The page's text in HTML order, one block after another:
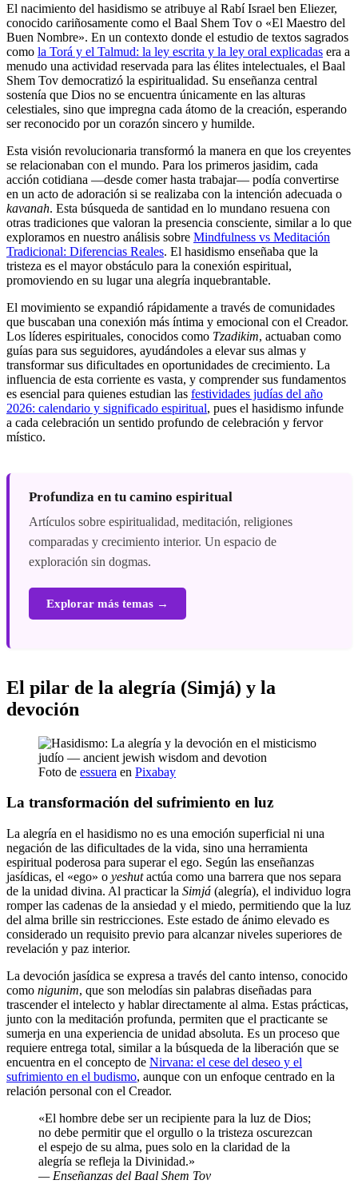
El nacimiento del hasidismo se atribuye al Rabí Israel ben Eliezer,
conocido cariñosamente como el Baal Shem Tov o «El Maestro del
Buen Nombre». En un contexto donde el estudio de textos sagrados
como la Torá y el Talmud: la ley escrita y la ley oral explicadas era a
menudo una actividad reservada para las élites intelectuales, el Baal
Shem Tov democratizó la espiritualidad. Su enseñanza central
sostenía que Dios no se encuentra únicamente en las alturas
celestiales, sino que impregna cada átomo de la creación, esperando
ser reconocido por un corazón sincero y humilde.
Esta visión revolucionaria transformó la manera en que los creyentes
se relacionaban con el mundo. Para los primeros jasidim, cada
acción cotidiana —desde comer hasta trabajar— podía convertirse
en un acto de adoración si se realizaba con la intención adecuada o
kavanah. Esta búsqueda de santidad en lo mundano resuena con
otras tradiciones que valoran la presencia consciente, similar a lo que
exploramos en nuestro análisis sobre Mindfulness vs Meditación
Tradicional: Diferencias Reales. El hasidismo enseñaba que la
tristeza es el mayor obstáculo para la conexión espiritual,
promoviendo en su lugar una alegría inquebrantable.
El movimiento se expandió rápidamente a través de comunidades
que buscaban una conexión más íntima y emocional con el Creador.
Los líderes espirituales, conocidos como Tzadikim, actuaban como
guías para sus seguidores, ayudándoles a elevar sus almas y
transformar sus dificultades en oportunidades de crecimiento. La
influencia de esta corriente es vasta, y comprender sus fundamentos
es esencial para quienes estudian las festividades judías del año
2026: calendario y significado espiritual, pues el hasidismo infunde
a cada celebración un sentido profundo de celebración y fervor
místico.
Profundiza en tu camino espiritual
Artículos sobre espiritualidad, meditación, religiones
comparadas y crecimiento interior. Un espacio de
exploración sin dogmas.
Explorar más temas →
El pilar de la alegría (Simjá) y la
devoción
Foto de essuera en Pixabay
La transformación del sufrimiento en luz
La alegría en el hasidismo no es una emoción superficial ni una
negación de las dificultades de la vida, sino una herramienta
espiritual poderosa para superar el ego. Según las enseñanzas
jasídicas, el «ego» o yeshutactúa como una barrera que nos separa
de la unidad divina. Al practicar la Simjá (alegría), el individuo logra
romper las cadenas de la ansiedad y el miedo, permitiendo que la luz
del alma brille sin restricciones. Este estado de ánimo elevado es
considerado un requisito previo para alcanzar niveles superiores de
revelación y paz interior.
La devoción jasídica se expresa a través del canto intenso, conocido
como nigunim, que son melodías sin palabras diseñadas para
trascender el intelecto y hablar directamente al alma. Estas prácticas,
junto con la meditación profunda, permiten que el practicante se
sumerja en una experiencia de unidad absoluta. Es un proceso que
requiere entrega total, similar a la búsqueda de la liberación que se
encuentra en el concepto de Nirvana: el cese del deseo y el
sufrimiento en el budismo, aunque con un enfoque centrado en la
relación personal con el Creador.
«El hombre debe ser un recipiente para la luz de Dios;
no debe permitir que el orgullo o la tristeza oscurezcan
el espejo de su alma, pues solo en la claridad de la
alegría se refleja la Divinidad.»
— Enseñanzas del Baal Shem Tov